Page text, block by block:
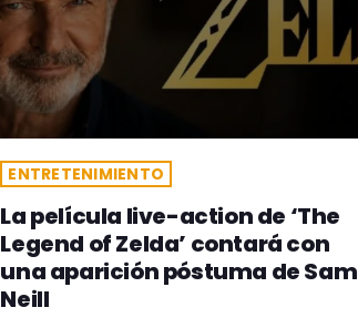
ENTRETENIMIENTO
La película live-action de ‘The
Legend of Zelda’ contará con
una aparición póstuma de Sam
Neill